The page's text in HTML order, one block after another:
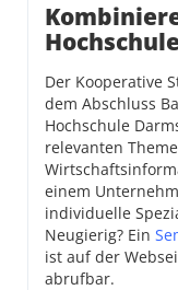
Der Kooperative
dem Abschluss
Hochschule
relevanten
einem
individuelle
Neugierig? Ein
ist auf der
abrufbar.